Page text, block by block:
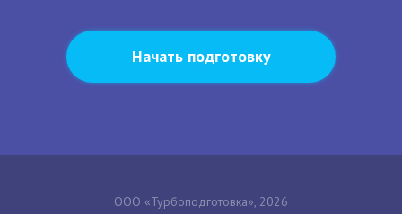
Начать подготовку
ООО «Турбоподготовка», 2026